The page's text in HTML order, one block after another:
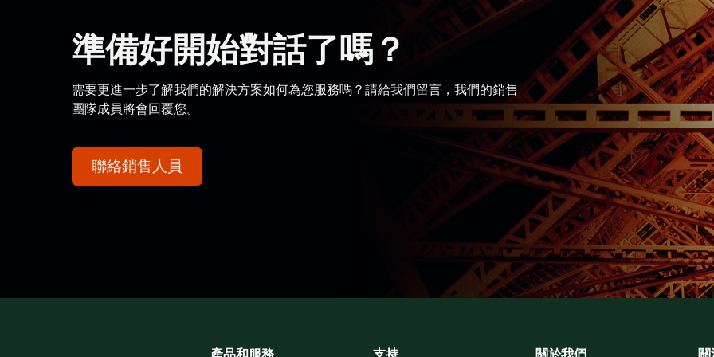
準備好開始對話了嗎？
需要更進一步了解我們的解決方案如何為您服務嗎？請給我們留言，我們的銷售
團隊成員將會回覆您。
聯絡銷售人員